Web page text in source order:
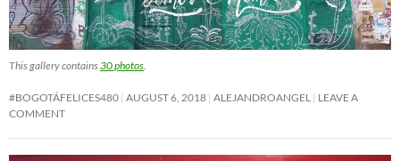
This gallery contains30 photos
#BOGOTÁFELICES480 AUGUST 6, 2018 ALEJANDROANGEL
LEAVE A
COMMENT